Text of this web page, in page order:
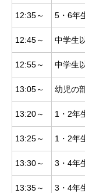
12:35～ 5・6年
12:45～ 中学生
12:55～ 中学生
13:05～ 幼児の
13:20～ 1・2年
13:25～ 1・2年
13:30～ 3・4年
13:35～ 3・4年